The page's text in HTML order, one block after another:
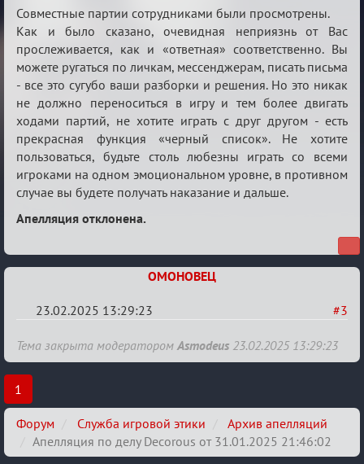
Re:
Апелляция
по
делу
Decorous
от
31.01.2025
21:46:02
Совместные партии сотрудниками были просмотрены.
Как и было сказано, очевидная неприязнь от Вас
прослеживается, как и «ответная» соответственно. Вы
можете ругаться по личкам, мессенджерам, писать письма
- все это сугубо ваши разборки и решения. Но это никак
не должно переноситься в игру и тем более двигать
ходами партий, не хотите играть с друг другом - есть
прекрасная функция «черный список». Не хотите
пользоваться, будьте столь любезны играть со всеми
игроками на одном эмоциональном уровне, в противном
случае вы будете получать наказание и дальше.
Апелляция отклонена.
ОМОНОВЕЦ
#3
23.02.2025 13:29:23
Re:
Апелляция
по
делу
Decorous
от
Тема закрыта модератором Asmodeus 23.02.2025 13:29:23
1
Форум Служба игровой этики
Архив апелляций
Апелляция по делу Decorous от 31.01.2025 21:46:02